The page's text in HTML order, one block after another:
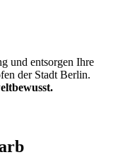
und entsorgen Ihre
der Stadt Berlin.